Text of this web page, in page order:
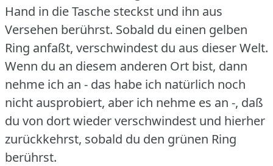
Hand in die Tasche steckst und ihn aus
Versehen berührst. Sobald du einen gelben
Ring anfaßt, verschwindest du aus dieser Welt.
Wenn du an diesem anderen Ort bist, dann
nehme ich an - das habe ich natürlich noch
nicht ausprobiert, aber ich nehme es an -, daß
du von dort wieder verschwindest und hierher
zurückkehrst, sobald du den grünen Ring
berührst.